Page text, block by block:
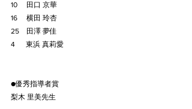
10　 田口 京華
16　 横田 玲杏
25　田澤 夢佳
4　  東浜 真莉愛
●優秀指導者賞
梨木 里美先生